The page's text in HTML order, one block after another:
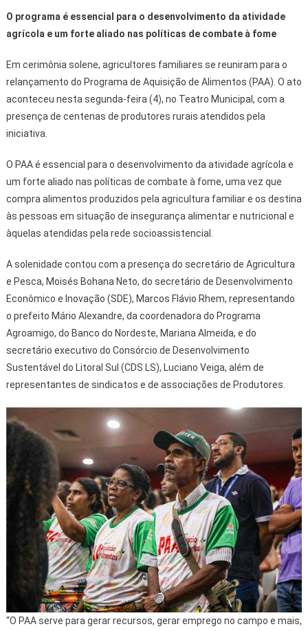
O programa é essencial para o desenvolvimento da atividade
agrícola e um forte aliado nas políticas de combate à fome
Em cerimônia solene, agricultores familiares se reuniram para o
relançamento do Programa de Aquisição de Alimentos (PAA). O ato
aconteceu nesta segunda-feira (4), no Teatro Municipal, com a
presença de centenas de produtores rurais atendidos pela
iniciativa.
O PAA é essencial para o desenvolvimento da atividade agrícola e
um forte aliado nas políticas de combate à fome, uma vez que
compra alimentos produzidos pela agricultura familiar e os destina
às pessoas em situação de insegurança alimentar e nutricional e
àquelas atendidas pela rede socioassistencial.
A solenidade contou com a presença do secretário de Agricultura
e Pesca, Moisés Bohana Neto, do secretário de Desenvolvimento
Econômico e Inovação (SDE), Marcos Flávio Rhem, representando
o prefeito Mário Alexandre, da coordenadora do Programa
Agroamigo, do Banco do Nordeste, Mariana Almeida, e do
secretário executivo do Consórcio de Desenvolvimento
Sustentável do Litoral Sul (CDS LS), Luciano Veiga, além de
representantes de sindicatos e de associações de Produtores.
“O PAA serve para gerar recursos, gerar emprego no campo e mais,